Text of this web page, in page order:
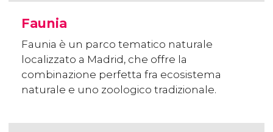
Faunia
Faunia è un parco tematico naturale
localizzato a Madrid, che offre la
combinazione perfetta fra ecosistema
naturale e uno zoologico tradizionale.